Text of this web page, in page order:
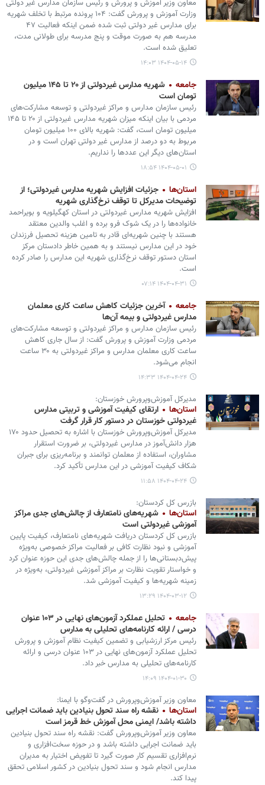
معاون وزیر آموزش و پرورش و رئیس سازمان مدارس غیر دولتی
وزارت آموزش و پرورش گفت: ۱۰۴ پرونده مرتبط با تخلف شهریه
برای مدارس غیر دولتی ثبت شده ضمن اینکه فعالیت ۴۷
مدرسه هم به صورت موقت و پنج مدرسه برای طولانی مدت،
تعلیق شده است.
۱۴۰۴-۰۵-۱۴ ۱۴:۰۳
جامعه
شهریه مدارس غیردولتی از ۲۰ تا ۱۴۵ میلیون
تومان است
رئیس سازمان مدارس و مراکز غیردولتی و توسعه مشارکت‌های
مردمی با بیان اینکه میزان شهریه مدارس غیردولتی از ۲۰ تا ۱۴۵
میلیون تومان است، گفت: شهریه‌ بالای ۱۰۰ میلیون تومان
مربوط به دو درصد از مدارس غیر دولتی تهران است و در
استان‌های دیگر این عددها را نداریم.
۱۴۰۴-۰۵-۰۱ ۱۸:۵۴
استان‌ها
جزئیات افزایش شهریه مدارس غیردولتی؛ از
توضیحات مدیرکل تا توقف نرخ‌گذاری شهریه
افزایش شهریه مدارس غیردولتی در استان کهگیلویه و بویراحمد
خانواده‌ها را در یک شوک فرو برده و اغلب والدین معتقد
هستند با چنین شهریه‌ای قادر به تامین هزینه تحصیل فرزندان
خود در این مدارس نیستند و به همین خاطر دادستان مرکز
استان دستور توقف نرخ‌گذاری شهریه این مدارس را صادر کرده
است.
۱۴۰۴-۰۴-۳۱ ۰۷:۱۴
جامعه
آخرین جزئیات کاهش ساعت کاری معلمان
مدارس غیردولتی و بیمه آن‌ها
رئیس سازمان مدارس و مراکز غیردولتی و توسعه مشارکت‌های
مردمی وزارت آموزش و پرورش گفت: از سال جاری کاهش
ساعت کاری معلمان مدارس و مراکز غیردولتی به ۳۰ ساعت
انجام می‌شود.
۱۴۰۴-۰۴-۲۴ ۱۴:۳۳
مدیرکل آموزش‌وپرورش خوزستان:
استان‌ها
ارتقای کیفیت آموزشی و تربیتی مدارس
غیردولتی خوزستان در دستور کار قرار گرفت
مدیرکل آموزش‌وپرورش خوزستان با اشاره به تحصیل حدود ۱۷۰
هزار دانش‌آموز در مدارس غیردولتی، بر ضرورت استقرار
مشاوران، استفاده از معلمان توانمند و برنامه‌ریزی برای جبران
شکاف کیفیت آموزشی در این مدارس تأکید کرد.
۱۴۰۴-۰۴-۲۴ ۱۱:۵۸
بازرس کل کردستان:
استان‌ها
شهریه‌های نامتعارف از چالش‌های جدی مراکز
آموزشی غیردولتی است
بازرس کل کردستان دریافت شهریه‌های نامتعارف، کیفیت پایین
آموزشی و نبود نظارت کافی بر فعالیت مراکز خصوصی به‌ویژه
پیش‌دبستانی‌ها را از جمله چالش‌های جدی این حوزه عنوان کرد
و خواستار تقویت نظارت بر مراکز آموزشی غیردولتی، به‌ویژه در
زمینه شهریه‌ها و کیفیت آموزشی شد.
۱۴۰۴-۰۳-۱۲ ۱۳:۲۹
جامعه
تحلیل عملکرد آزمون‌های نهایی در ۱۰۳ عنوان
درسی / ارائه کارنامه‌های تحلیلی به مدارس
رئیس مرکز ارزشیابی و تضمین کیفیت نظام آموزش و پرورش
تحلیل عملکرد آزمون‌های نهایی در ۱۰۳ عنوان درسی و ارائه
کارنامه‌های تحلیلی به مدارس خبر داد.
۱۴۰۴-۰۱-۳۰ ۱۴:۰۹
معاون وزیر آموزش‌وپرورش در گفت‌وگو با ایمنا:
استان‌ها
نقشه راه سند تحول بنیادین باید ضمانت اجرایی
داشته باشد/ ایمنی محل آموزش خط قرمز است
معاون وزیر آموزش‌وپرورش گفت: نقشه راه سند تحول بنیادین
باید ضمانت اجرایی داشته باشد و در حوزه سخت‌افزاری و
نرم‌افزاری تقسیم کار صورت گیرد تا تفویض اختیار به مدیران
مدارس انجام شود و سند تحول بنیادین در کشور اسلامی تحقق
پیدا کند.